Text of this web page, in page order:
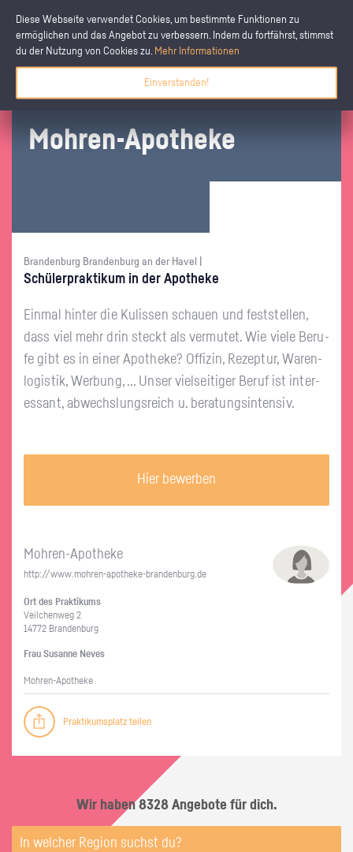
Diese Webseite verwendet Cookies, um bestimmte Funktionen zu
ermöglichen und das Angebot zu verbessern. Indem du fortfährst, stimmst
du der Nutzung von Cookies zu. Mehr Informationen
Einverstanden!
Moh­ren-Apo­the­ke
Brandenburg Brandenburg an der Havel |
Schü­ler­prak­ti­kum in der Apo­the­ke
Ein­mal hin­ter die Ku­lis­sen schau­en und fest­stel­len,
dass viel mehr drin steckt als ver­mu­tet. Wie viele Be­ru­
fe gibt es in einer Apo­the­ke? Of­fi­zin, Re­zep­tur, Wa­ren­
lo­gis­tik, Wer­bung, ... Unser viel­sei­ti­ger Beruf ist in­ter­
es­sant, ab­wechs­lungs­reich u. be­ra­tungs­in­ten­siv.
Hier bewerben
Moh­ren-Apo­the­ke
http://​www.​mohren-​apotheke-​brandenburg.​de
Ort des Prak­ti­kums
Veil­chen­weg 2
14772 Bran­den­burg
Frau Su­san­ne Neves
Moh­ren-Apo­the­ke
Praktikumsplatz teilen
Wir haben 8328 Angebote für dich.